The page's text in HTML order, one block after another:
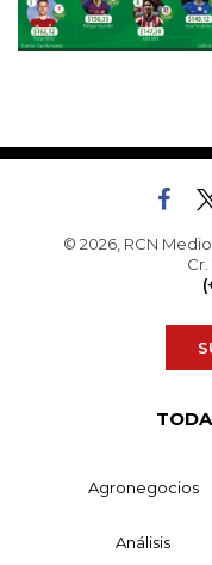
© 2026, RCN
Agronegocios
Análisis